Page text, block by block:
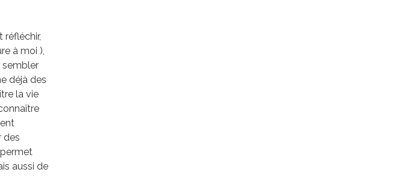
réfléchir,
à moi ),
sembler
déjà des
la vie
des
aussi de